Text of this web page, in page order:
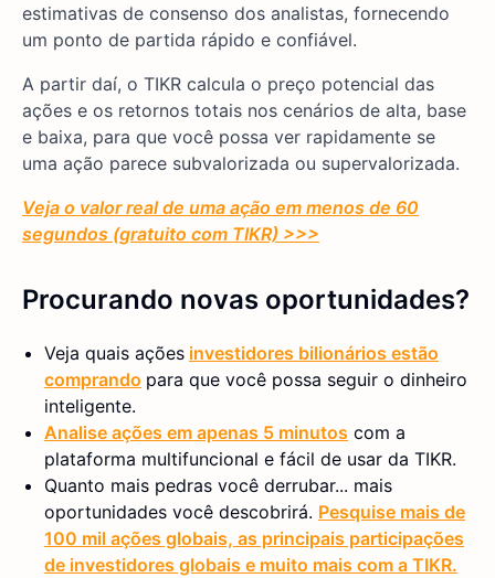
estimativas de consenso dos analistas, fornecendo
um ponto de partida rápido e confiável.
A partir daí, o TIKR calcula o preço potencial das
ações e os retornos totais nos cenários de alta, base
e baixa, para que você possa ver rapidamente se
uma ação parece subvalorizada ou supervalorizada.
Veja o valor real de uma ação em menos de 60
segundos (gratuito com TIKR) >>>
Procurando novas oportunidades?
Veja quais ações investidores bilionários estão
comprando para que você possa seguir o dinheiro
inteligente.
Analise ações em apenas 5 minutos com a
plataforma multifuncional e fácil de usar da TIKR.
Quanto mais pedras você derrubar... mais
oportunidades você descobrirá. Pesquise mais de
100 mil ações globais, as principais participações
de investidores globais e muito mais com a TIKR.